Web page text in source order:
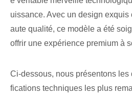
uissance. Avec un design exquis
aute qualité, ce modèle a été
offrir une expérience premium à
Ci-dessous, nous présentons les
fications techniques les plus